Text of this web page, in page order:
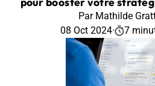
Par Mathilde
08 Oct 2024· 7